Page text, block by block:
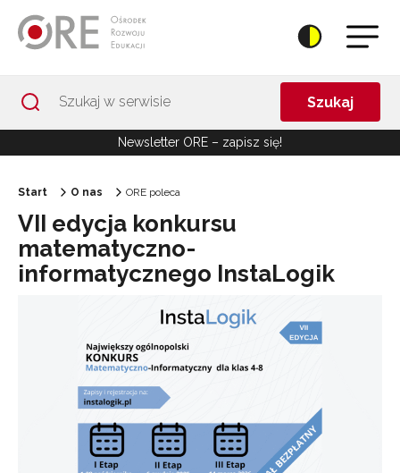
Szukaj
Newsletter ORE – zapisz się!
Start O nas ORE poleca
VII edycja konkursu
matematyczno-
informatycznego InstaLogik